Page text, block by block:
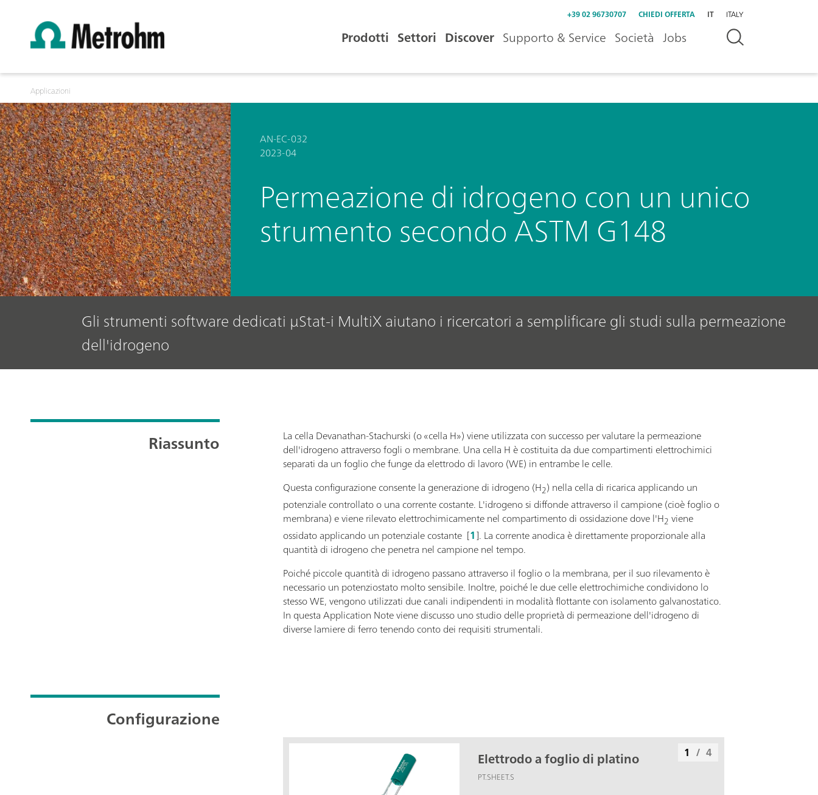
+39 02 96730707 CHIEDI OFFERTA IT ITALY
Prodotti Settori Discover Supporto & Service Società Jobs
Applicazioni
AN-EC-032
2023-04
Permeazione di idrogeno con un unico
strumento secondo ASTM G148
Gli strumenti software dedicati μStat-i MultiX aiutano i ricercatori a semplificare gli studi sulla permeazione
dell'idrogeno
Riassunto
La cella Devanathan-Stachurski (o «cella H») viene utilizzata con successo per valutare la permeazione
dell'idrogeno attraverso fogli o membrane. Una cella H è costituita da due compartimenti elettrochimici
separati da un foglio che funge da elettrodo di lavoro (WE) in entrambe le celle.
Questa configurazione consente la generazione di idrogeno (H2) nella cella di ricarica applicando un
potenziale controllato o una corrente costante. L'idrogeno si diffonde attraverso il campione (cioè foglio o
membrana) e viene rilevato elettrochimicamente nel compartimento di ossidazione dove l'H2 viene
ossidato applicando un potenziale costante [1]. La corrente anodica è direttamente proporzionale alla
quantità di idrogeno che penetra nel campione nel tempo.
Poiché piccole quantità di idrogeno passano attraverso il foglio o la membrana, per il suo rilevamento è
necessario un potenziostato molto sensibile. Inoltre, poiché le due celle elettrochimiche condividono lo
stesso WE, vengono utilizzati due canali indipendenti in modalità flottante con isolamento galvanostatico.
In questa Application Note viene discusso uno studio delle proprietà di permeazione dell'idrogeno di
diverse lamiere di ferro tenendo conto dei requisiti strumentali.
Configurazione
Elettrodo a foglio di platino
PT.SHEET.S
1 / 4